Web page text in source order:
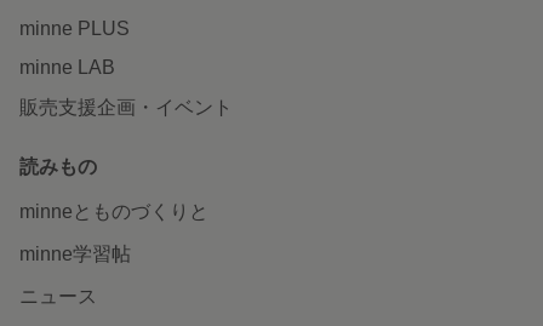
minne PLUS
minne LAB
販売支援企画・イベント
読みもの
minneとものづくりと
minne学習帖
ニュース